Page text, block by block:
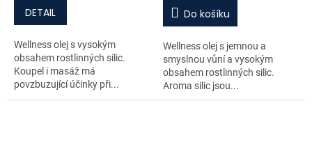
DETAIL
Wellness olej s vysokým
obsahem rostlinných silic.
Koupel i masáž má
povzbuzující účinky při...
Do košíku
Wellness olej s jemnou a
smyslnou vůní a vysokým
obsahem rostlinných silic.
Aroma silic jsou...